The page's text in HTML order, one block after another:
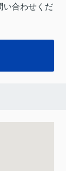
い合わせくだ